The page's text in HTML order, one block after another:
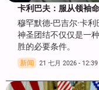
卡利巴夫：服从领袖
穆罕默德-巴吉尔·卡
神圣团结不仅仅是一
胜的必要条件。
新闻 21 七月 2026 - 12:39